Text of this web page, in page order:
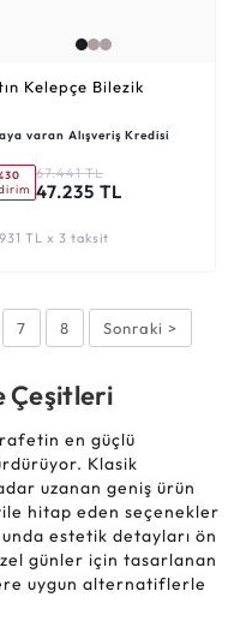
Kelepçe Bilezik
varan Alışveriş Kredisi
67.441 TL
47.235 TL
TL x 3 taksit
7 8 Sonraki >
Çeşitleri
en güçlü
Klasik
uzanan geniş ürün
hitap eden seçenekler
estetik detayları ön
günler için tasarlanan
uygun alternatiflerle